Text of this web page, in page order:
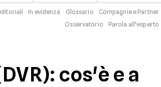
In evidenza Glossario
Compagnie e Partner
Osservatorio
Parola all'esperto
cos'è e a